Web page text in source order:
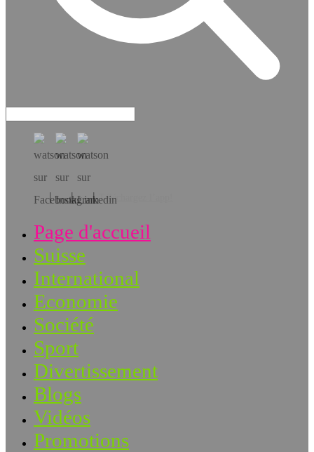
Téléchargez l’app!
Page d'accueil
Suisse
International
Economie
Société
Sport
Divertissement
Blogs
Vidéos
Promotions